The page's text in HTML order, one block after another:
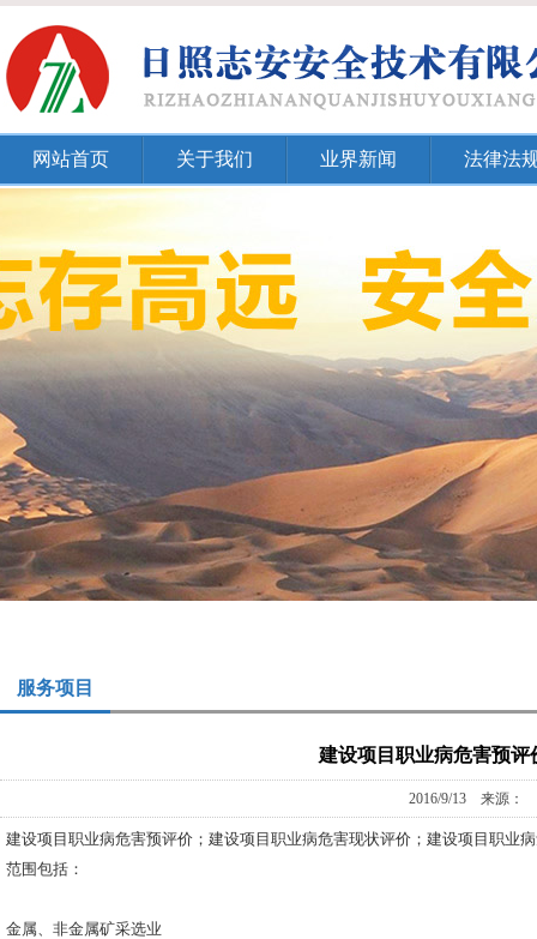
网站首页 关于我们 业界新闻 法律法
服务项目
建设项目职业病危害预
2016/9/13 来源：
建设项目职业病危害预评价；建设项目职业病危害现状评价；建设项目职业
范围包括：
金属、非金属矿采选业